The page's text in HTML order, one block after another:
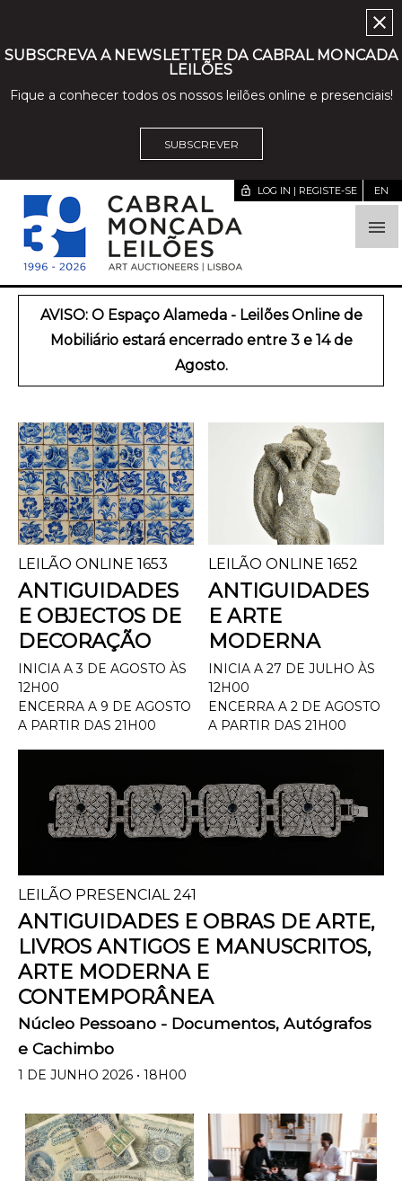
SUBSCREVA A NEWSLETTER DA CABRAL MONCADA
LEILÕES
Fique a conhecer todos os nossos leilões online e presenciais!
SUBSCREVER
close

lock_open LOG IN | REGISTE-SE EN
AVISO: O Espaço Alameda - Leilões Online de
Mobiliário estará encerrado entre 3 e 14 de
Agosto.
LEILÃO ONLINE 1653
ANTIGUIDADES
E OBJECTOS DE
DECORAÇÃO
INICIA A 3 DE AGOSTO ÀS
12H00
ENCERRA A 9 DE AGOSTO
A PARTIR DAS 21H00
LEILÃO ONLINE 1652
ANTIGUIDADES
E ARTE
MODERNA
INICIA A 27 DE JULHO ÀS
12H00
ENCERRA A 2 DE AGOSTO
A PARTIR DAS 21H00
LEILÃO PRESENCIAL 241
ANTIGUIDADES E OBRAS DE ARTE,
LIVROS ANTIGOS E MANUSCRITOS,
ARTE MODERNA E
CONTEMPORÂNEA
Núcleo Pessoano - Documentos, Autógrafos
e Cachimbo
1 DE JUNHO 2026 • 18H00